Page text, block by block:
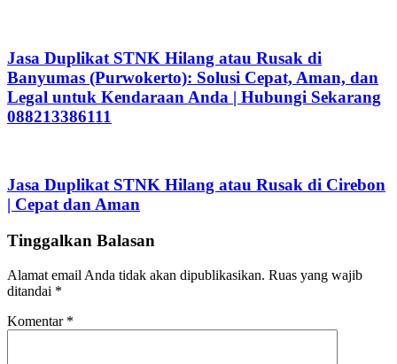
Jasa Duplikat STNK Hilang atau Rusak di
Banyumas (Purwokerto): Solusi Cepat, Aman, dan
Legal untuk Kendaraan Anda | Hubungi Sekarang
088213386111
Jasa Duplikat STNK Hilang atau Rusak di Cirebon
| Cepat dan Aman
Tinggalkan Balasan
Alamat email Anda tidak akan dipublikasikan. Ruas yang wajib
ditandai *
Komentar *